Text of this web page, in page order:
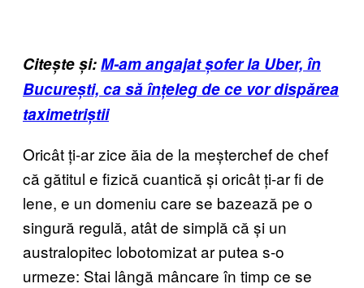
Citește și:M-am angajat șofer la Uber, în
București, ca să înțeleg de ce vor dispărea
taximetriștii
Oricât ți-ar zice ăia de la meșterchef de chef
că gătitul e fizică cuantică și oricât ți-ar fi de
lene, e un domeniu care se bazează pe o
singură regulă, atât de simplă că și un
australopitec lobotomizat ar putea s-o
urmeze: Stai lângă mâncare în timp ce se